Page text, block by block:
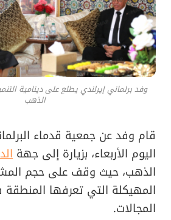
وفد برلماني إيرلندي يطلع على دينامية
الذهب
قام وفد عن جمعية قدماء
اليوم الأربعاء، بزيارة إلى جهة
الذهب، حيث وقف على حجم
المهيكلة التي تعرفها
المجالات.